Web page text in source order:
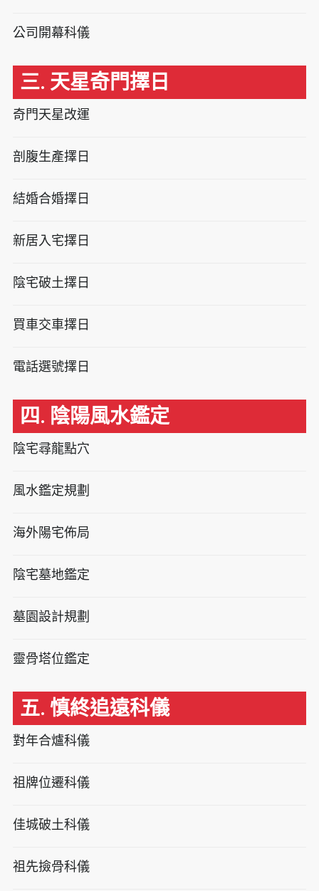
公司開幕科儀
三. 天星奇門擇日
奇門天星改運
剖腹生產擇日
結婚合婚擇日
新居入宅擇日
陰宅破土擇日
買車交車擇日
電話選號擇日
四. 陰陽風水鑑定
陰宅尋龍點穴
風水鑑定規劃
海外陽宅佈局
陰宅墓地鑑定
墓園設計規劃
靈骨塔位鑑定
五. 慎終追遠科儀
對年合爐科儀
祖牌位遷科儀
佳城破土科儀
祖先撿骨科儀